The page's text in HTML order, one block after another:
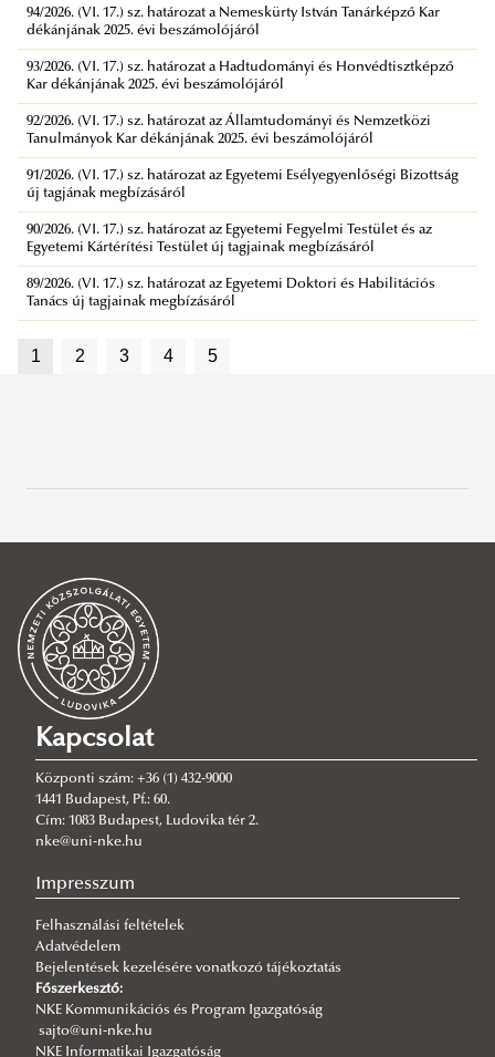
A szenátus tagjai
Szenátusi tárhely 2024.11.05-től
Szenátusi tárhely 2024.11.05-ig
Szenátusi határozatok
Szenátusi határozatok tárgya
2026
2025
2024
2023
2021
2020
2019
2019. 06. 26. - 12. 31.
2019. 01. 01. - 05. 29.
2018
2017
94/2026. (VI. 17.) sz. határozat a Nemeskürty István Tanárképző Kar
dékánjának 2025. évi beszámolójáról
93/2026. (VI. 17.) sz. határozat a Hadtudományi és Honvédtisztképző
Kar dékánjának 2025. évi beszámolójáról
92/2026. (VI. 17.) sz. határozat az Államtudományi és Nemzetközi
Tanulmányok Kar dékánjának 2025. évi beszámolójáról
91/2026. (VI. 17.) sz. határozat az Egyetemi Esélyegyenlőségi Bizottság
új tagjának megbízásáról
90/2026. (VI. 17.) sz. határozat az Egyetemi Fegyelmi Testület és az
Egyetemi Kártérítési Testület új tagjainak megbízásáról
89/2026. (VI. 17.) sz. határozat az Egyetemi Doktori és Habilitációs
Tanács új tagjainak megbízásáról
1 2 3 4 5
Kapcsolat
Központi szám: +36 (1) 432-9000
1441 Budapest, Pf.: 60.
Cím: 1083 Budapest, Ludovika tér 2.
nke@uni-nke.hu
Impresszum
Felhasználási feltételek
Adatvédelem
Bejelentések kezelésére vonatkozó tájékoztatás
Főszerkesztő:
NKE Kommunikációs és Program Igazgatóság
sajto@uni-nke.hu
NKE Informatikai Igazgatóság